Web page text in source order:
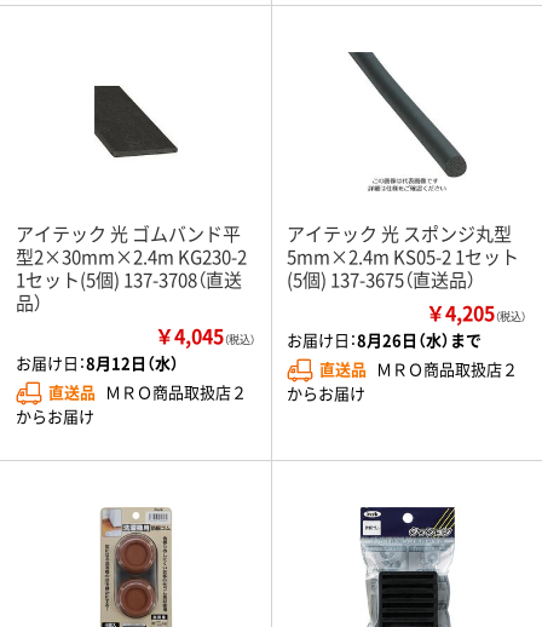
アイテック 光 ゴムバンド平
型2×30mm×2.4m KG230-2
1セット(5個) 137-3708（直送
品）
￥4,045（税込）
お届け日：8月12日（水）
直送品 ＭＲＯ商品取扱店２
からお届け
アイテック 光 スポンジ丸型
5mm×2.4m KS05-2 1セット
(5個) 137-3675（直送品）
￥4,205（税込）
お届け日：8月26日（水）まで
直送品 ＭＲＯ商品取扱店２
からお届け